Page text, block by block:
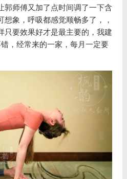
郭师傅又加了点时间调了一下含
象，呼吸都感觉顺畅多了，，
只要效果好才是最主要的，我建
，经常来的一家，每月一定要